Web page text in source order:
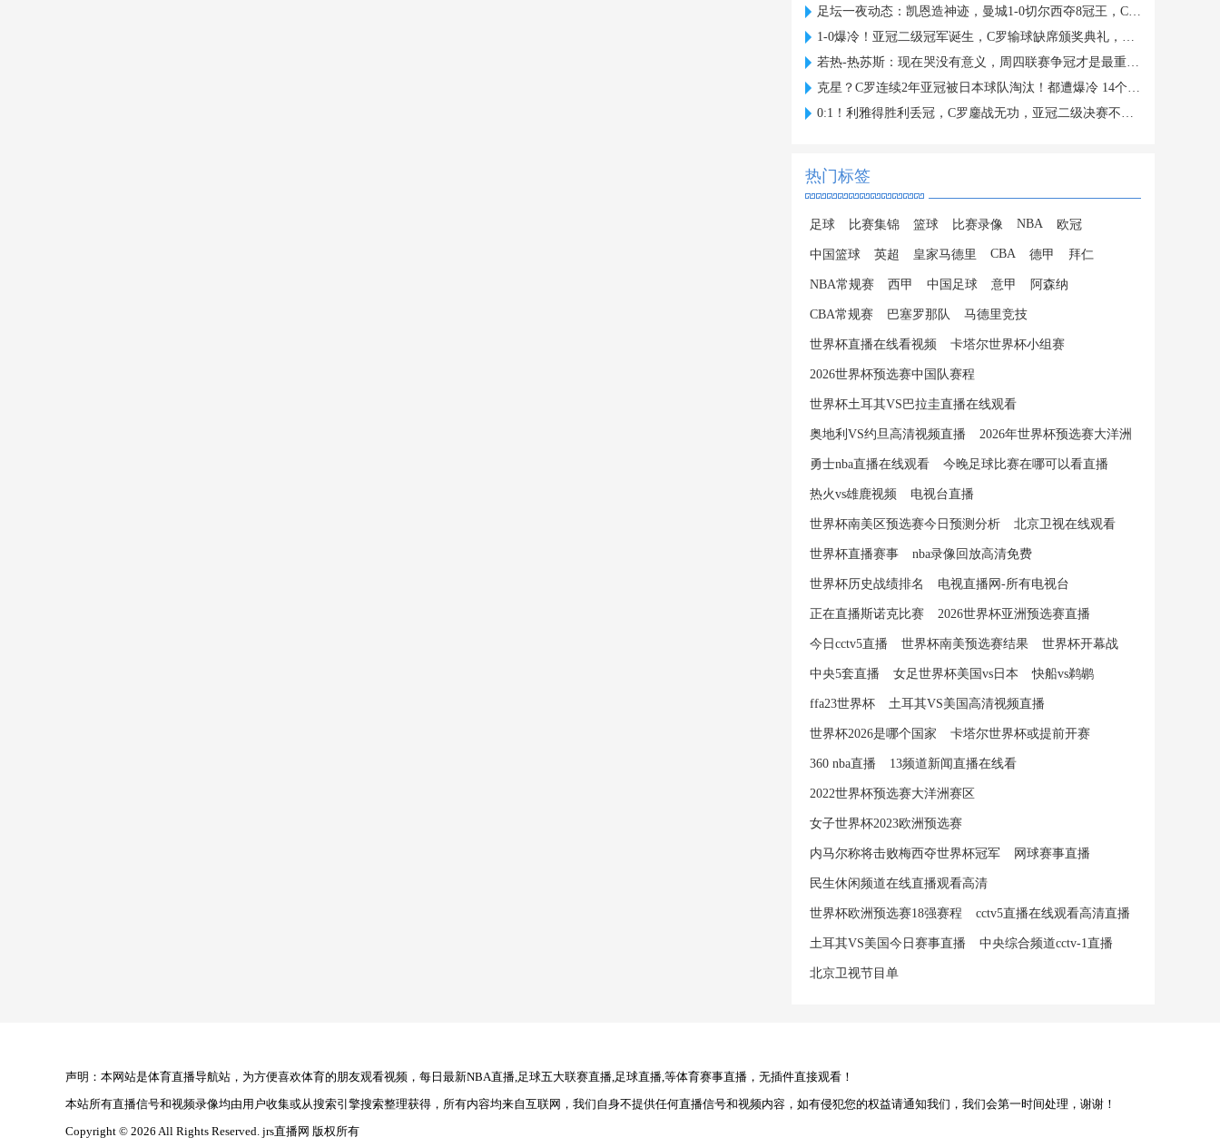
足坛一夜动态：凯恩造神迹，曼城1-0切尔西夺8冠王，C罗痛失亚冠
1-0爆冷！亚冠二级冠军诞生，C罗输球缺席颁奖典礼，赛后评分出炉
若热-热苏斯：现在哭没有意义，周四联赛争冠才是最重要的
克星？C罗连续2年亚冠被日本球队淘汰！都遭爆冷 14个月神迹终结
0:1！利雅得胜利丢冠，C罗鏖战无功，亚冠二级决赛不敌大阪钢巴
热门标签
足球 比赛集锦 篮球 比赛录像 NBA 欧冠
中国篮球 英超 皇家马德里 CBA 德甲 拜仁
NBA常规赛 西甲 中国足球 意甲 阿森纳
CBA常规赛 巴塞罗那队 马德里竞技
世界杯直播在线看视频 卡塔尔世界杯小组赛
2026世界杯预选赛中国队赛程
世界杯土耳其VS巴拉圭直播在线观看
奥地利VS约旦高清视频直播 2026年世界杯预选赛大洋洲
勇士nba直播在线观看 今晚足球比赛在哪可以看直播
热火vs雄鹿视频 电视台直播
世界杯南美区预选赛今日预测分析 北京卫视在线观看
世界杯直播赛事 nba录像回放高清免费
世界杯历史战绩排名 电视直播网-所有电视台
正在直播斯诺克比赛 2026世界杯亚洲预选赛直播
今日cctv5直播 世界杯南美预选赛结果 世界杯开幕战
中央5套直播 女足世界杯美国vs日本 快船vs鹈鹕
ffa23世界杯 土耳其VS美国高清视频直播
世界杯2026是哪个国家 卡塔尔世界杯或提前开赛
360 nba直播 13频道新闻直播在线看
2022世界杯预选赛大洋洲赛区
女子世界杯2023欧洲预选赛
内马尔称将击败梅西夺世界杯冠军 网球赛事直播
民生休闲频道在线直播观看高清
世界杯欧洲预选赛18强赛程 cctv5直播在线观看高清直播
土耳其VS美国今日赛事直播 中央综合频道cctv-1直播
北京卫视节目单
声明：本网站是体育直播导航站，为方便喜欢体育的朋友观看视频，每日最新NBA直播,足球五大联赛直播,足球直播,等体育赛事直播，无插件直接观看！
本站所有直播信号和视频录像均由用户收集或从搜索引擎搜索整理获得，所有内容均来自互联网，我们自身不提供任何直播信号和视频内容，如有侵犯您的权益请通知我们，我们会第一时间处理，谢谢！
Copyright © 2026 All Rights Reserved. jrs直播网 版权所有